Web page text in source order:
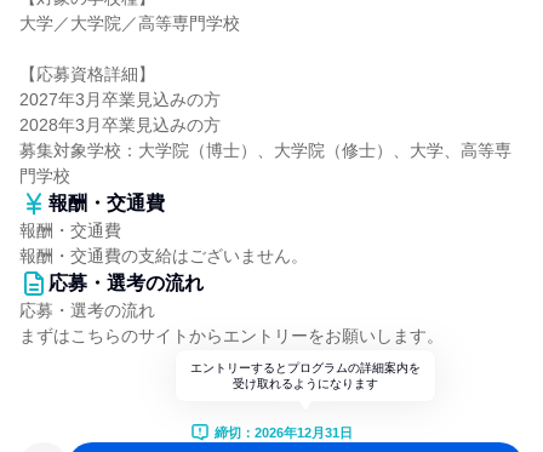
大学／大学院／高等専門学校
【応募資格詳細】
2027年3月卒業見込みの方
2028年3月卒業見込みの方
募集対象学校：大学院（博士）、大学院（修士）、大学、高等専
門学校
報酬・交通費
報酬・交通費
報酬・交通費の支給はございません。
応募・選考の流れ
応募・選考の流れ
まずはこちらのサイトからエントリーをお願いします。
エントリーするとプログラムの詳細案内を
受け取れるようになります
締切：2026年12月31日